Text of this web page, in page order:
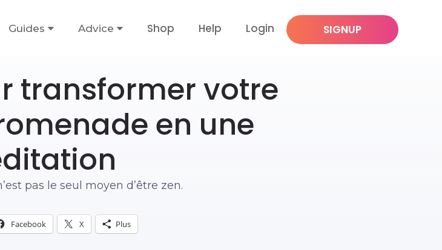
Guides Advice Shop Help Login SIGNUP
transformer votre
en une
pas le seul moyen d’être zen.
Facebook X Plus